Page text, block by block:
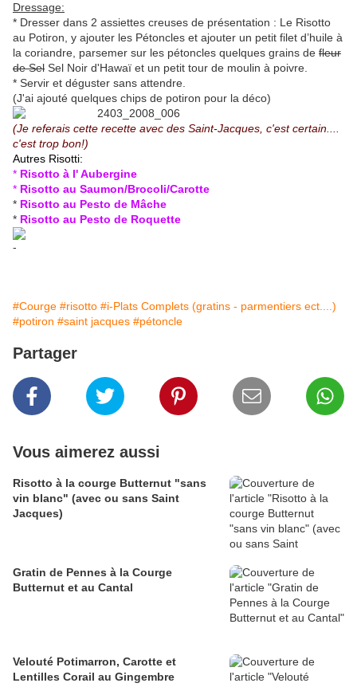
Dressage:
* Dresser dans 2 assiettes creuses de présentation : Le Risotto
au Potiron, y ajouter les Pétoncles et ajouter un petit filet d’huile à
la coriandre, parsemer sur les pétoncles quelques grains de fleur
de Sel Sel Noir d'Hawaï et un petit tour de moulin à poivre.
* Servir et déguster sans attendre.
(J'ai ajouté quelques chips de potiron pour la déco)
(Je referais cette recette avec des Saint-Jacques, c'est certain....
c'est trop bon!)
Autres Risotti:
* Risotto à l' Aubergine
* Risotto au Saumon/Brocoli/Carotte
* Risotto au Pesto de Mâche
* Risotto au Pesto de Roquette
#Courge #risotto #i-Plats Complets (gratins - parmentiers ect....)
#potiron #saint jacques #pétoncle
Partager
Vous aimerez aussi
Risotto à la courge Butternut "sans
vin blanc" (avec ou sans Saint
Jacques)
Gratin de Pennes à la Courge
Butternut et au Cantal
Velouté Potimarron, Carotte et
Lentilles Corail au Gingembre